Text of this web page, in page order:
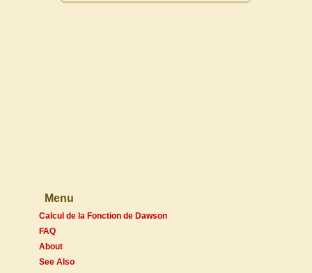
Menu
Calcul de la Fonction de Dawson
FAQ
About
See Also